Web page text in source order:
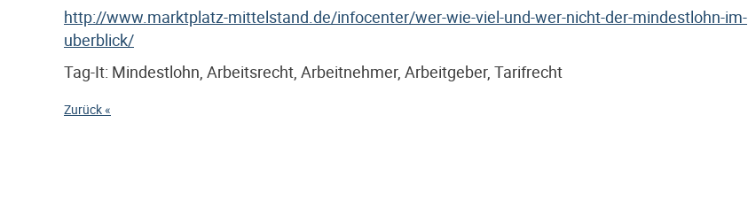
http://www.marktplatz-mittelstand.de/infocenter/wer-wie-viel-und-wer-nicht-der-mindestlohn-im-
uberblick/
Tag-It: Mindestlohn, Arbeitsrecht, Arbeitnehmer, Arbeitgeber, Tarifrecht
Zurück «